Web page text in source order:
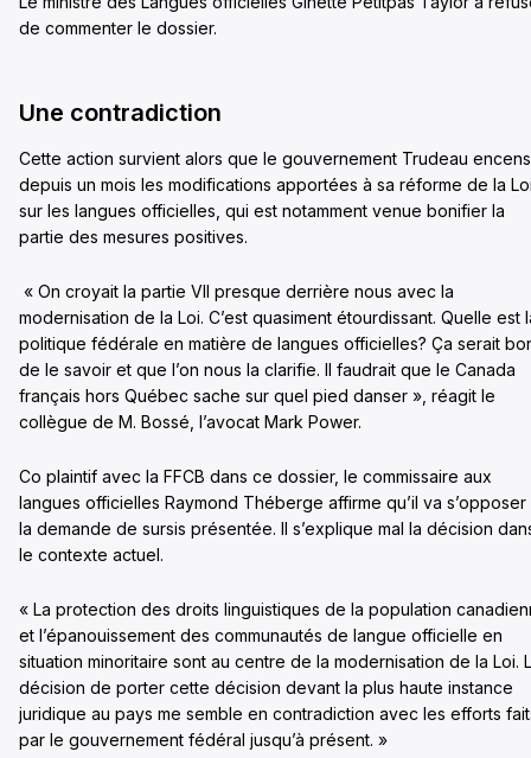
de commenter le dossier.
Une contradiction
Cette action survient alors que le gouvernement Trudeau
depuis un mois les modifications apportées à sa réforme de la
sur les langues officielles, qui est notamment venue bonifier la
partie des mesures positives.
« On croyait la partie VII presque derrière nous avec la
modernisation de la Loi. C’est quasiment étourdissant. Quelle est
politique fédérale en matière de langues officielles? Ça serait
de le savoir et que l’on nous la clarifie. Il faudrait que le Canada
français hors Québec sache sur quel pied danser », réagit le
collègue de M. Bossé, l’avocat Mark Power.
Co plaintif avec la FFCB dans ce dossier, le commissaire aux
langues officielles Raymond Théberge affirme qu’il va s’opposer
la demande de sursis présentée. Il s’explique mal la décision
le contexte actuel.
« La protection des droits linguistiques de la population
et l’épanouissement des communautés de langue officielle en
situation minoritaire sont au centre de la modernisation de la Loi.
décision de porter cette décision devant la plus haute instance
juridique au pays me semble en contradiction avec les efforts
par le gouvernement fédéral jusqu’à présent. »